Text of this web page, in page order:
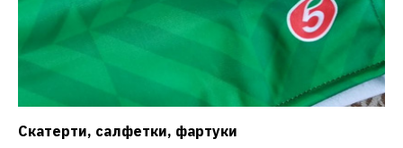
Скатерти, салфетки, фартуки